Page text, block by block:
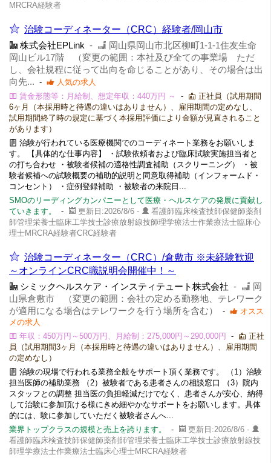
MRCRA経験者
治験コーディネーター（CRC）経験者/岡山市
株式会社EPLink -
岡山県岡山市北区柳町1-1-1住友生命
岡山ビル17階 （変更の範囲：本社及び全ての事業場 ただ
し、会社規程に従って出向を命じることがあり、その場合は出
向先... -
人気の求人
賃金形態等：月給制、想定年収：440万円 ～
-
正社員（試用期間
6ヶ月（本採用時と待遇の違いはありません）、雇用期間の定めなし、
試用期間終了時の規定に基づく本採用評価により金額が見直されること
があります）
治験が行われている医療機関でのコーディネート業務をお願いしま
す。 【具体的な仕事内容】 ・試験依頼者および臨床試験実施担当者と
の打ち合わせ ・被験者候補の適格性調査補助（スクリーニング） ・被
験者候補への試験概要の補助的説明と同意取得補助（インフォームド・
コンセント） ・症例登録補助 ・被験者の来院日...
SMOのリーディングカンパニーとして医療・ヘルスケアの発展に貢献し
ていきます。
- 更新日:2026/8/6 -
看護師臨床検査技師保健師薬剤
師管理栄養士臨床工学技士診療放射線技師理学療法士作業療法士臨床心
理士MRCRA経験者CRC経験者
治験コーディネーター（CRC）/倉敷市 ※未経験歓迎
～オンラインCRC職説明会開催中！～
シミックヘルスケア・インスティテュート株式会社 -
岡
山県倉敷市 （変更の範囲：会社の定める勤務地、テレワーク
が適用になる場合はテレワークを行う場所を含む）
-
オスス
メの求人
年収：450万円～500万円、月給制：275,000円～290,000円
-
正社
員（試用期間3ヶ月（本採用時と待遇の違いはありません）、雇用期間
の定めなし）
治験の現場で行われる業務全般をサポート頂く業務です。 （1）治験
担当医師の補助業務 （2）被験者である患者さんの相談窓口 （3）院内
スタッフとの調整 担当医の負担軽減だけでなく、患者さんが安心、納得
して治験に参加頂ける様にきめ細やかなサポートをお願いします。具体
的には、験に参加していただく被験者さんへ...
業界トップクラスの規模と売上を誇ります。
-
更新日:2026/8/6 -
看護師臨床検査技師保健師薬剤師管理栄養士臨床工学技士診療放射線技
師理学療法士作業療法士臨床心理士MRCRA経験者